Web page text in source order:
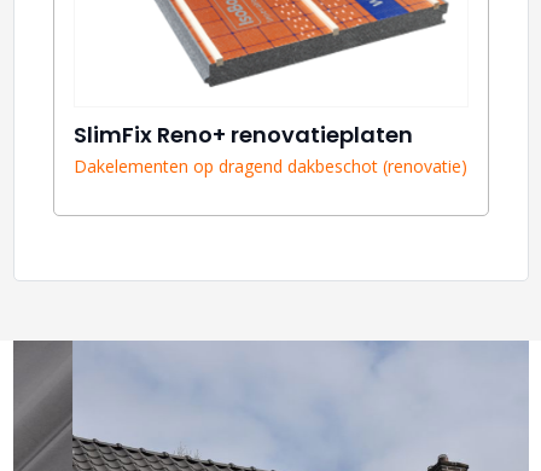
SlimFix Reno+ renovatieplaten
Dakelementen op dragend dakbeschot (renovatie)